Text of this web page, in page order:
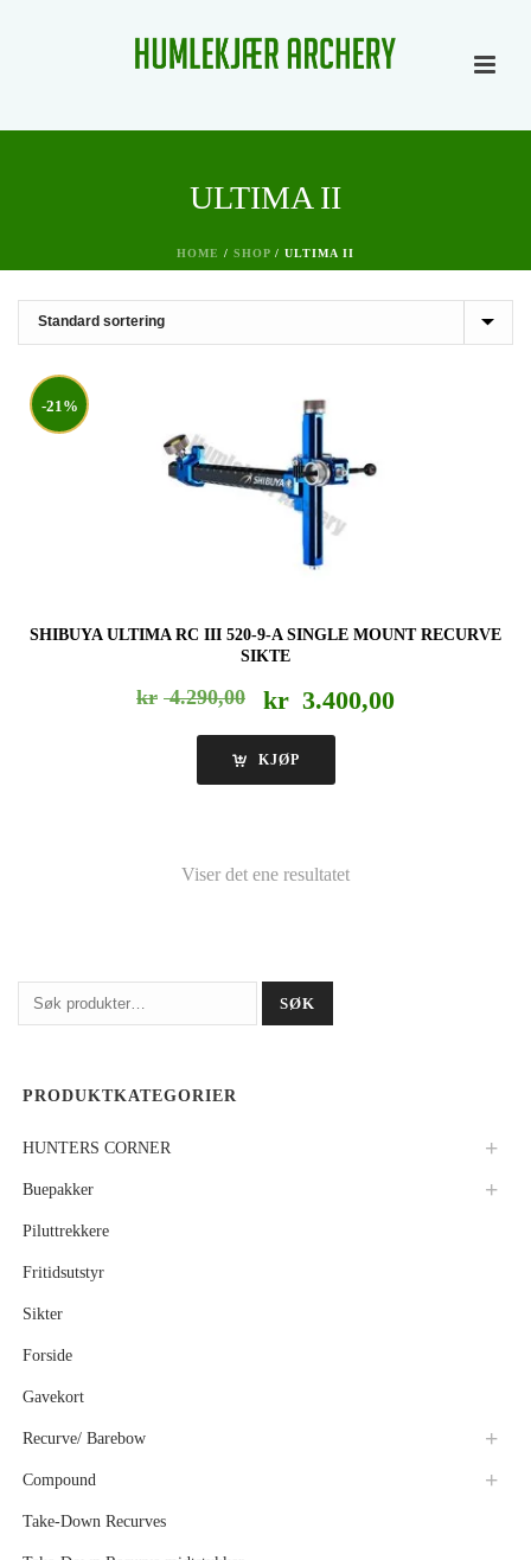
ULTIMA II
HOME / SHOP / ULTIMA II
-21%
SHIBUYA ULTIMA RC III 520-9-A SINGLE MOUNT RECURVE
SIKTE
kr 4.290,00
Opprinnelig
kr 4.290,00.
kr 3.400,00Nåværende
KJØP
Viser det ene resultatet
Søk
etter:
SØK
PRODUKTKATEGORIER
HUNTERS CORNER
Buepakker
Piluttrekkere
Fritidsutstyr
Sikter
Forside
Gavekort
Recurve/ Barebow
Compound
Take-Down Recurves